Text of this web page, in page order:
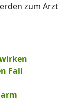
zum Arzt
Fall